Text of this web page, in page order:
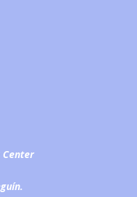
Center